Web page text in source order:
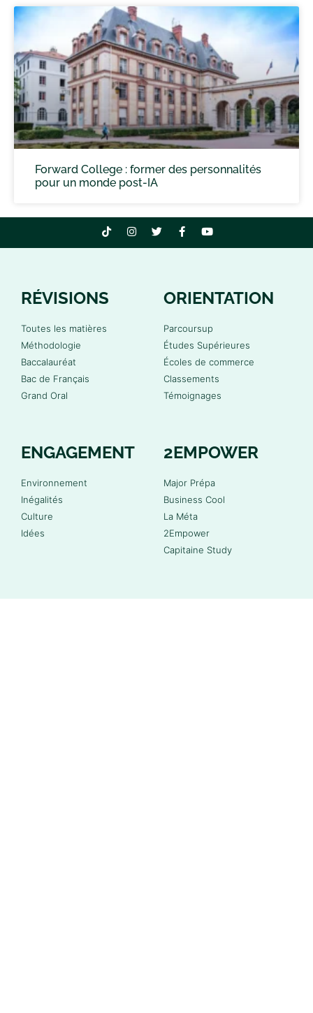
Forward College : former des personnalités
pour un monde post-IA
RÉVISIONS
Toutes les matières
Méthodologie
Baccalauréat
Bac de Français
Grand Oral
ORIENTATION
Parcoursup
Études Supérieures
Écoles de commerce
Classements
Témoignages
ENGAGEMENT
Environnement
Inégalités
Culture
Idées
2EMPOWER
Major Prépa
Business Cool
La Méta
2Empower
Capitaine Study